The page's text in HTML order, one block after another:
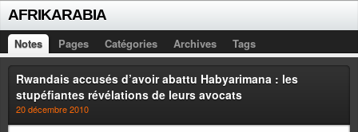
AFRIKARABIA
Notes Pages Catégories Archives Tags
Rwandais accusés d’avoir abattu Habyarimana : les
stupéfiantes révélations de leurs avocats
20 décembre 2010